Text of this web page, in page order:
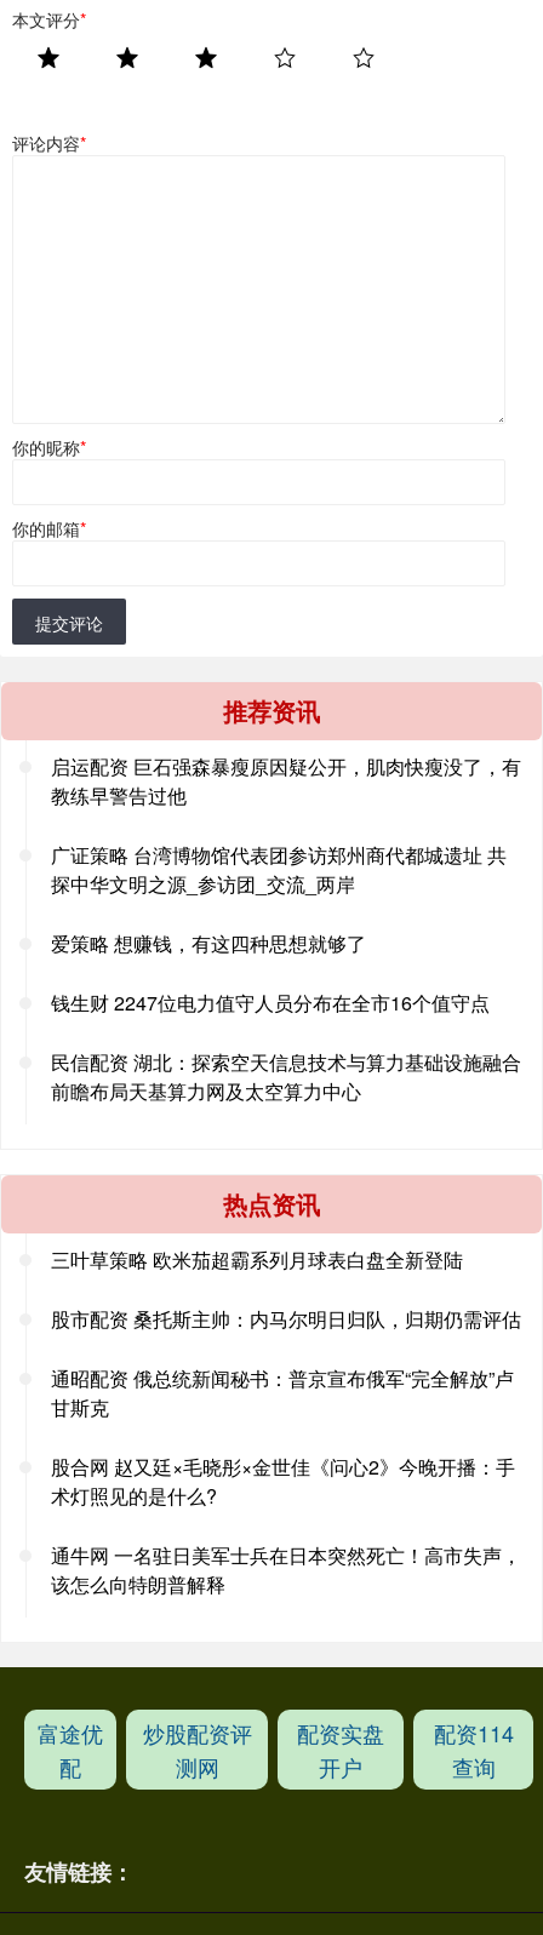
本文评分*
评论内容*
你的昵称*
你的邮箱*
提交评论
推荐资讯
启运配资 巨石强森暴瘦原因疑公开，肌肉快瘦没了，有
教练早警告过他
广证策略 台湾博物馆代表团参访郑州商代都城遗址 共
探中华文明之源_参访团_交流_两岸
爱策略 想赚钱，有这四种思想就够了
钱生财 2247位电力值守人员分布在全市16个值守点
民信配资 湖北：探索空天信息技术与算力基础设施融合
前瞻布局天基算力网及太空算力中心
热点资讯
三叶草策略 欧米茄超霸系列月球表白盘全新登陆
股市配资 桑托斯主帅：内马尔明日归队，归期仍需评估
通昭配资 俄总统新闻秘书：普京宣布俄军“完全解放”卢
甘斯克
股合网 赵又廷×毛晓彤×金世佳《问心2》今晚开播：手
术灯照见的是什么?
通牛网 一名驻日美军士兵在日本突然死亡！高市失声，
该怎么向特朗普解释
富途优
配
炒股配资评
测网
配资实盘
开户
配资114
查询
友情链接：